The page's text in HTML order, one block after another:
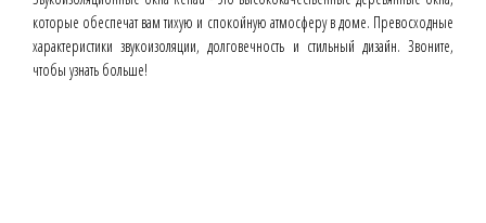
которые обеспечат вам тихую и спокойную атмосферу в доме. Превосходные
характеристики звукоизоляции, долговечность и стильный дизайн. Звоните,
чтобы узнать больше!